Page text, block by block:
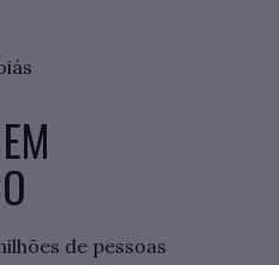
de pessoas